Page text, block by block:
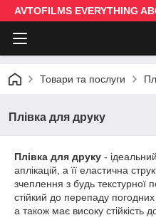
AVTOFILMS EVERYTHING
Товари та послуги
Плівка для друку
Плівка для друку -
аплікацій, а її еластична
зчеплення з будь текстурної
стійкий до перепаду
а також має високу стійкість